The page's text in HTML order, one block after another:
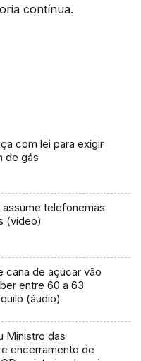
contínua.
com lei para exigir
de gás
assume telefonemas
(vídeo)
cana de açúcar vão
entre 60 a 63
(áudio)
Ministro das
encerramento de